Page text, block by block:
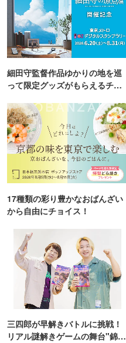
細田守監督作品ゆかりの地を巡
って限定グッズがもらえるチャ
17種類の彩り豊かなおばんざい
から自由にチョイス！
三四郎が早解きバトルに挑戦！
リアル謎解きゲームの舞台"錦糸